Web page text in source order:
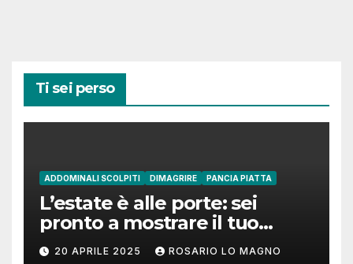
Ti sei perso
ADDOMINALI SCOLPITI DIMAGRIRE PANCIA PIATTA
L’estate è alle porte: sei
pronto a mostrare il tuo
addome piatto?
20 APRILE 2025 ROSARIO LO MAGNO